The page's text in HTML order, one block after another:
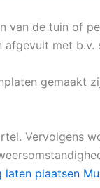
de tuin of
met b.v.
gemaakt
Vervolgens
laten plaatsen